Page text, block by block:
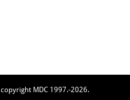
copyright MDC 1997.-2026.